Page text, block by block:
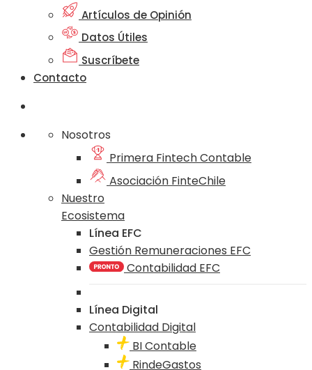
Artículos de Opinión
Datos Útiles
Suscríbete
Contacto
Nosotros
Primera Fintech Contable
Asociación FinteChile
Nuestro
Ecosistema
Línea EFC
Gestión Remuneraciones EFC
Contabilidad EFC
Línea Digital
Contabilidad Digital
BI Contable
RindeGastos